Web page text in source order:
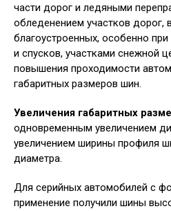
части дорог и ледяными
обледенением участков дорог,
благоустроенных, особенно
и спусков, участками снежной
повышения проходимости
габаритных размеров шин.
Увеличения габаритных
одновременным увеличением
увеличением ширины профиля
диаметра.
Для серийных автомобилей с
применение получили шины